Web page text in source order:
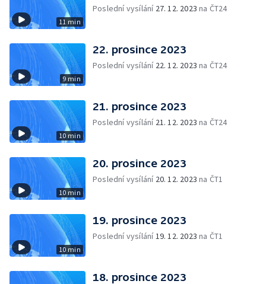
11 min
Poslední vysílání 27. 12. 2023 na ČT24
9 min
22. prosince 2023
Poslední vysílání 22. 12. 2023 na ČT24
10 min
21. prosince 2023
Poslední vysílání 21. 12. 2023 na ČT24
10 min
20. prosince 2023
Poslední vysílání 20. 12. 2023 na ČT1
10 min
19. prosince 2023
Poslední vysílání19. 12. 2023 na ČT1
18. prosince 2023